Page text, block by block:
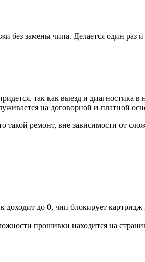
без замены чипа. Делается один раз
так как выезд и диагностика
на договорной и платной
такой ремонт, вне зависимости от
до 0, чип блокирует картридж
прошивки находится на